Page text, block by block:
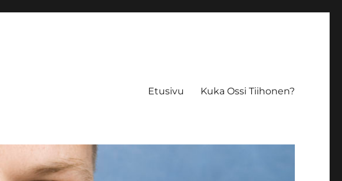
Etusivu Kuka Ossi Tiihonen?